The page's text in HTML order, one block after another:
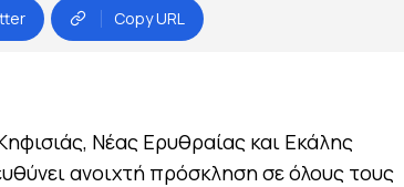
Copy URL
Νέας Ερυθραίας και Εκάλης
ανοιχτή πρόσκληση σε όλους τους